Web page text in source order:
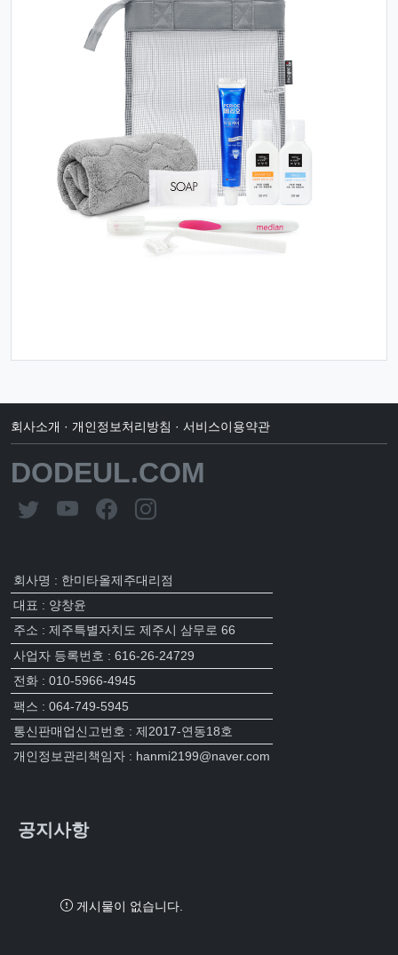
회사소개 · 개인정보처리방침 · 서비스이용약관
DODEUL.COM
회사명 : 한미타올제주대리점
대표 : 양창윤
주소 : 제주특별자치도 제주시 삼무로 66
사업자 등록번호 : 616-26-24729
전화 : 010-5966-4945
팩스 : 064-749-5945
통신판매업신고번호 : 제2017-연동18호
개인정보관리책임자 : hanmi2199@naver.com
공지사항
게시물이 없습니다.